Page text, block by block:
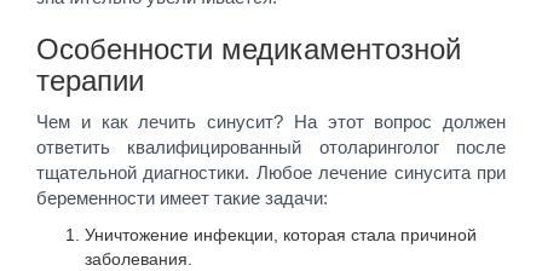
Особенности медикаментозной
терапии
Чем и как лечить синусит? На этот вопрос должен
ответить квалифицированный отоларинголог после
тщательной диагностики. Любое лечение синусита при
беременности имеет такие задачи:
Уничтожение инфекции, которая стала причиной
заболевания.